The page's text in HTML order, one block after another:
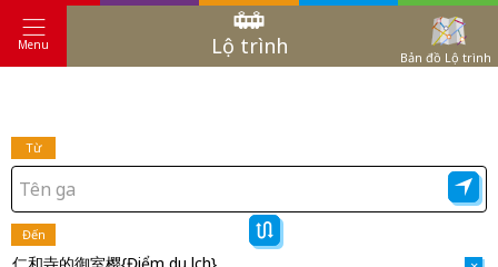
Menu Lộ trình Bản đồ Lộ trình
Từ
Đến